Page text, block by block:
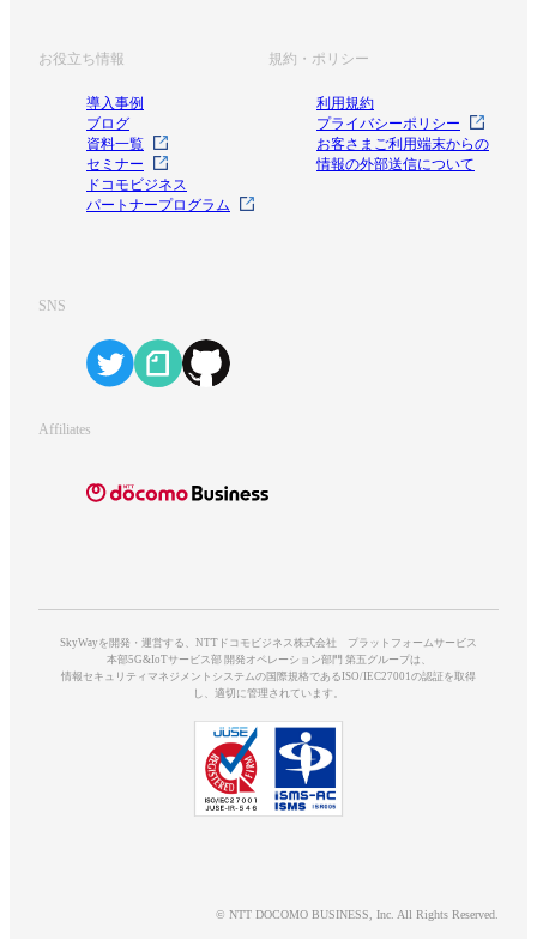
お役立ち情報
導入事例
ブログ
資料一覧
セミナー
ドコモビジネス
パートナープログラム
規約・ポリシー
利用規約
プライバシーポリシー
お客さまご利用端末からの
情報の外部送信について
SNS
Affiliates
SkyWayを開発・運営する、NTTドコモビジネス株式会社 プラットフォームサービス
本部5G&IoTサービス部 開発オペレーション部門 第五グループは、
情報セキュリティマネジメントシステムの国際規格であるISO/IEC27001の認証を取得
し、適切に管理されています。
© NTT DOCOMO BUSINESS, Inc. All Rights Reserved.